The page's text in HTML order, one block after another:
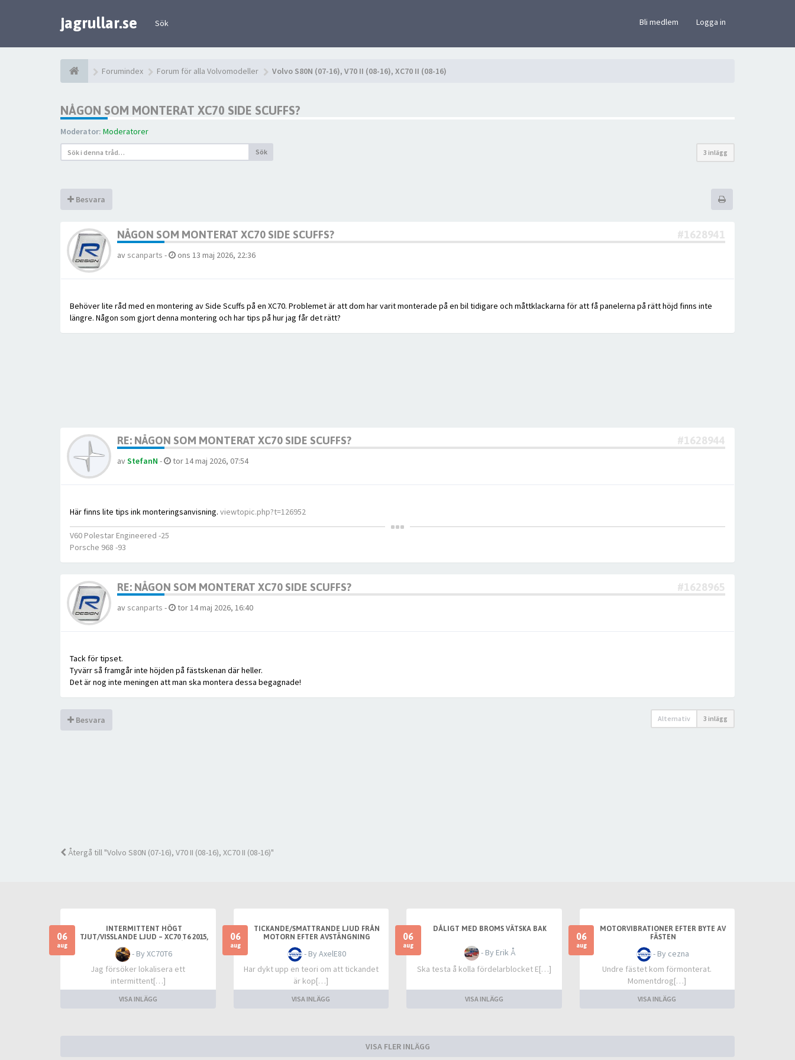
jagrullar.se Sök Bli medlem Logga in
Forumindex Forum för alla Volvomodeller Volvo S80N (07-16), V70 II (08-16), XC70 II (08-16)
NÅGON SOM MONTERAT XC70 SIDE SCUFFS?
Moderator: Moderatorer
Sök 3 inlägg
Besvara
NÅGON SOM MONTERAT XC70 SIDE SCUFFS? #1628941
av scanparts - ons 13 maj 2026, 22:36
Behöver lite råd med en montering av Side Scuffs på en XC70. Problemet är att dom har varit monterade på en bil tidigare och måttklackarna för att få panelerna på rätt höjd finns inte
längre. Någon som gjort denna montering och har tips på hur jag får det rätt?
RE: NÅGON SOM MONTERAT XC70 SIDE SCUFFS? #1628944
avStefanN - tor 14 maj 2026, 07:54
Här finns lite tips ink monteringsanvisning. viewtopic.php?t=126952
V60 Polestar Engineered -25
Porsche 968 -93
RE: NÅGON SOM MONTERAT XC70 SIDE SCUFFS? #1628965
av scanparts - tor 14 maj 2026, 16:40
Tack för tipset.
Tyvärr så framgår inte höjden på fästskenan där heller.
Det är nog inte meningen att man ska montera dessa begagnade!
Besvara Alternativ 3 inlägg
Återgå till "Volvo S80N (07-16), V70 II (08-16), XC70 II (08-16)"
06
aug
INTERMITTENT HÖGT
TJUT/VISSLANDE LJUD – XC70 T6 2015,
FRÄMST VID VARM TOMGÅNG
- By XC70T6
Jag försöker lokalisera ett
intermittent[…]
VISA INLÄGG
06
aug
TICKANDE/SMATTRANDE LJUD FRÅN
MOTORN EFTER AVSTÄNGNING
- By AxelE80
Har dykt upp en teori om att tickandet
är kop[…]
VISA INLÄGG
06
aug
DÅLIGT MED BROMS VÄTSKA BAK
- By Erik Å
Ska testa å kolla fördelarblocket E[…]
VISA INLÄGG
06
aug
MOTORVIBRATIONER EFTER BYTE AV
FÄSTEN
- By cezna
Undre fästet kom förmonterat.
Momentdrog[…]
VISA INLÄGG
VISA FLER INLÄGG